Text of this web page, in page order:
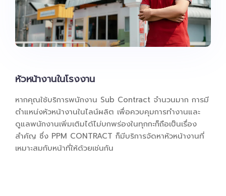
หัวหน้างานในโรงงาน
หากคุณใช้บริการพนักงาน Sub Contract จำนวนมาก การมี
ตำแหน่งหัวหน้างานในไลน์ผลิต เพื่อควบคุมการทำงานและ
ดูแลพนักงานเพิ่มเติมได้ไม่บกพร่องในทุกกะก็ถือเป็นเรื่อง
สำคัญ ซึ่ง PPM CONTRACT ก็มีบริการจัดหาหัวหน้างานที่
เหมาะสมกับหน้าที่ให้ด้วยเช่นกัน